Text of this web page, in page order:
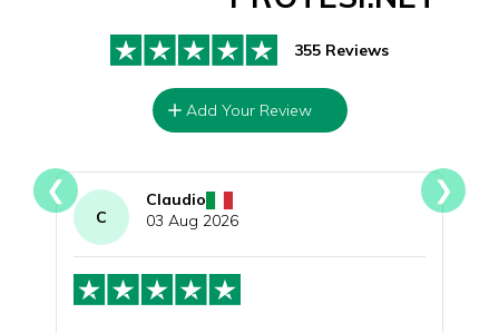
355 Reviews
Add Your Review
C
Claudio
03 Aug 2026
❮ ❯